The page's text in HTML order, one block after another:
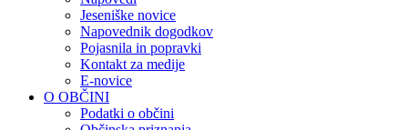
Jeseniške novice
Napovednik dogodkov
Pojasnila in popravki
Kontakt za medije
E-novice
O OBČINI
Podatki o občini